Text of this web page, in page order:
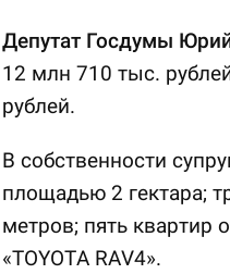
Депутат Госдумы
12 млн 710 тыс.
рублей.
В собственности
площадью 2 гектара;
метров; пять квартир
«TOYOTA RAV4».